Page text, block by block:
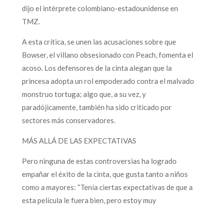
dijo el intérprete colombiano-estadounidense en
TMZ.
A esta crítica, se unen las acusaciones sobre que
Bowser, el villano obsesionado con Peach, fomenta el
acoso. Los defensores de la cinta alegan que la
princesa adopta un rol empoderado contra el malvado
monstruo tortuga; algo que, a su vez, y
paradójicamente, también ha sido criticado por
sectores más conservadores.
MÁS ALLÁ DE LAS EXPECTATIVAS
Pero ninguna de estas controversias ha logrado
empañar el éxito de la cinta, que gusta tanto a niños
como a mayores: “Tenía ciertas expectativas de que a
esta película le fuera bien, pero estoy muy